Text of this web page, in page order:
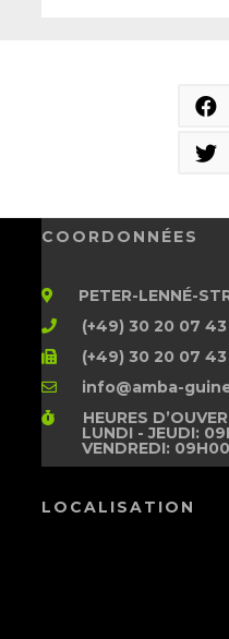
COORDONNÉES
PETER-LENNÉ-
(+49) 30 20 07
(+49) 30 20 07
info@amba-
HEURES
LUNDI - JEUDI:
VENDREDI:
LOCALISATION